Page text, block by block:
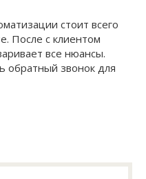
стоит всего
После с клиентом
все нюансы.
обратный звонок для